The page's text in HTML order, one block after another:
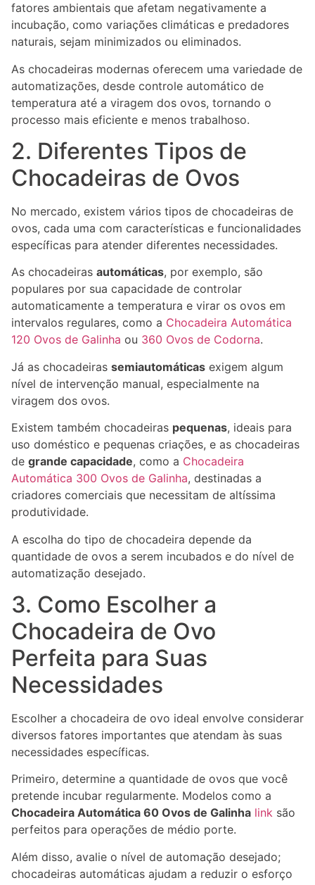
fatores ambientais que afetam negativamente a
incubação, como variações climáticas e predadores
naturais, sejam minimizados ou eliminados.
As chocadeiras modernas oferecem uma variedade de
automatizações, desde controle automático de
temperatura até a viragem dos ovos, tornando o
processo mais eficiente e menos trabalhoso.
2. Diferentes Tipos de
Chocadeiras de Ovos
No mercado, existem vários tipos de chocadeiras de
ovos, cada uma com características e funcionalidades
específicas para atender diferentes necessidades.
As chocadeiras automáticas, por exemplo, são
populares por sua capacidade de controlar
automaticamente a temperatura e virar os ovos em
intervalos regulares, como a Chocadeira Automática
120 Ovos de Galinha ou 360 Ovos de Codorna.
Já as chocadeiras semiautomáticas exigem algum
nível de intervenção manual, especialmente na
viragem dos ovos.
Existem também chocadeiras pequenas, ideais para
uso doméstico e pequenas criações, e as chocadeiras
de grande capacidade, como a Chocadeira
Automática 300 Ovos de Galinha, destinadas a
criadores comerciais que necessitam de altíssima
produtividade.
A escolha do tipo de chocadeira depende da
quantidade de ovos a serem incubados e do nível de
automatização desejado.
3. Como Escolher a
Chocadeira de Ovo
Perfeita para Suas
Necessidades
Escolher a chocadeira de ovo ideal envolve considerar
diversos fatores importantes que atendam às suas
necessidades específicas.
Primeiro, determine a quantidade de ovos que você
pretende incubar regularmente. Modelos como a
Chocadeira Automática 60 Ovos de Galinha link são
perfeitos para operações de médio porte.
Além disso, avalie o nível de automação desejado;
chocadeiras automáticas ajudam a reduzir o esforço